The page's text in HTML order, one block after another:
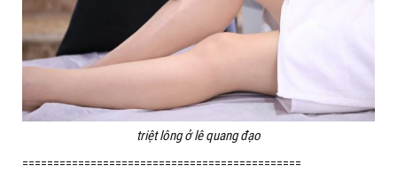
triệt lông ở lê quang đạo
=============================================